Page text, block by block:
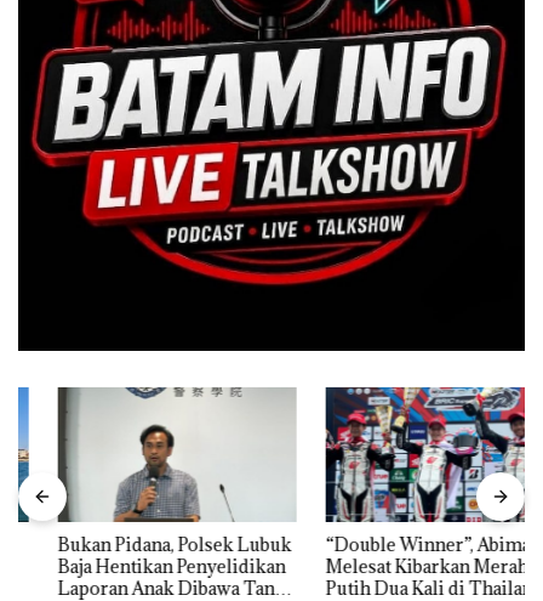
Bukan Pidana, Polsek Lubuk
Baja Hentikan Penyelidikan
Laporan Anak Dibawa Tanpa
“Double Winner”, Abimanyu
Melesat Kibarkan Merah
Putih Dua Kali di Thailand